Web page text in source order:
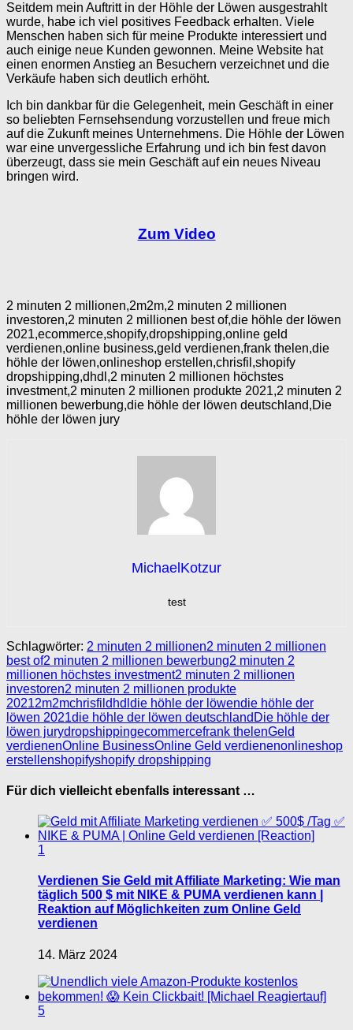
Seitdem mein Auftritt in der Höhle der Löwen ausgestrahlt
wurde, habe ich viel positives Feedback erhalten. Viele
Menschen haben sich für meine Produkte interessiert und
auch einige neue Kunden gewonnen. Meine Website hat
einen enormen Anstieg an Besuchern verzeichnet und die
Verkäufe haben sich deutlich erhöht.
Ich bin dankbar für die Gelegenheit, mein Geschäft in einer
so beliebten Fernsehsendung vorzustellen und freue mich
auf die Zukunft meines Unternehmens. Die Höhle der Löwen
war eine unvergessliche Erfahrung und ich bin fest davon
überzeugt, dass sie mein Geschäft auf ein neues Niveau
bringen wird.
Zum Video
2 minuten 2 millionen,2m2m,2 minuten 2 millionen
investoren,2 minuten 2 millionen best of,die höhle der löwen
2021,ecommerce,shopify,dropshipping,online geld
verdienen,online business,geld verdienen,frank thelen,die
höhle der löwen,onlineshop erstellen,chrisfil,shopify
dropshipping,dhdl,2 minuten 2 millionen höchstes
investment,2 minuten 2 millionen produkte 2021,2 minuten 2
millionen bewerbung,die höhle der löwen deutschland,Die
höhle der löwen jury
MichaelKotzur
test
Schlagwörter: 2 minuten 2 millionen2 minuten 2 millionen
best of2 minuten 2 millionen bewerbung2 minuten 2
millionen höchstes investment2 minuten 2 millionen
investoren2 minuten 2 millionen produkte
20212m2mchrisfil dhdl die höhle der löwendie höhle der
löwen 2021die höhle der löwen deutschland Die höhle der
löwen jurydropshippingecommercefrank thelenGeld
verdienenOnline BusinessOnline Geld verdienenonlineshop
erstellenshopifyshopify dropshipping
Für dich vielleicht ebenfalls interessant …
1
Verdienen Sie Geld mit Affiliate Marketing: Wie man
täglich 500 $ mit NIKE & PUMA verdienen kann |
Reaktion auf Möglichkeiten zum Online Geld
verdienen
14. März 2024
5